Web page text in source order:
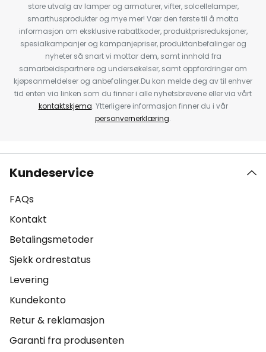
store utvalg av lamper og armaturer, vifter, solcellelamper,
smarthusprodukter og mye mer! Vær den første til å motta
informasjon om eksklusive rabattkoder, produktprisreduksjoner,
spesialkampanjer og kampanjepriser, produktanbefalinger og
nyheter så snart vi mottar dem, samt innhold fra
samarbeidspartnere og undersøkelser, samt oppfordringer om
kjøpsanmeldelser og anbefalinger.Du kan melde deg av til enhver
tid enten via linken som du finner i alle nyhetsbrevene eller via vårt
kontaktskjema. Ytterligere informasjon finner du i vår
personvernerklæring.
Kundeservice
FAQs
Kontakt
Betalingsmetoder
Sjekk ordrestatus
Levering
Kundekonto
Retur & reklamasjon
Garanti fra produsenten